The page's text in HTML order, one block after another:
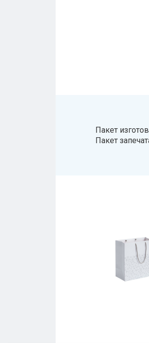
Пакет
Пакет